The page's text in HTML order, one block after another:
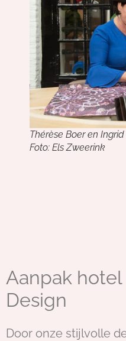
Thérèse Boer en
Foto: Els Zweerink
Aanpak
Design
Door onze stijlvolle